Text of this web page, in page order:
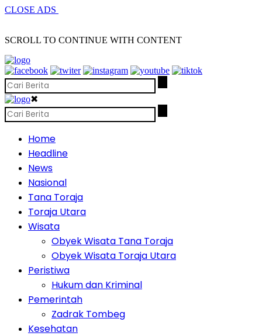
CLOSE ADS
SCROLL TO CONTINUE WITH CONTENT
✖
Home
Headline
News
Nasional
Tana Toraja
Toraja Utara
Wisata
Obyek Wisata Tana Toraja
Obyek Wisata Toraja Utara
Peristiwa
Hukum dan Kriminal
Pemerintah
Zadrak Tombeg
Kesehatan